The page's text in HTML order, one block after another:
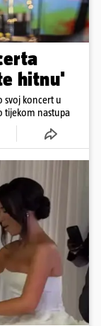
hitnu'
svoj koncert u
tijekom nastupa